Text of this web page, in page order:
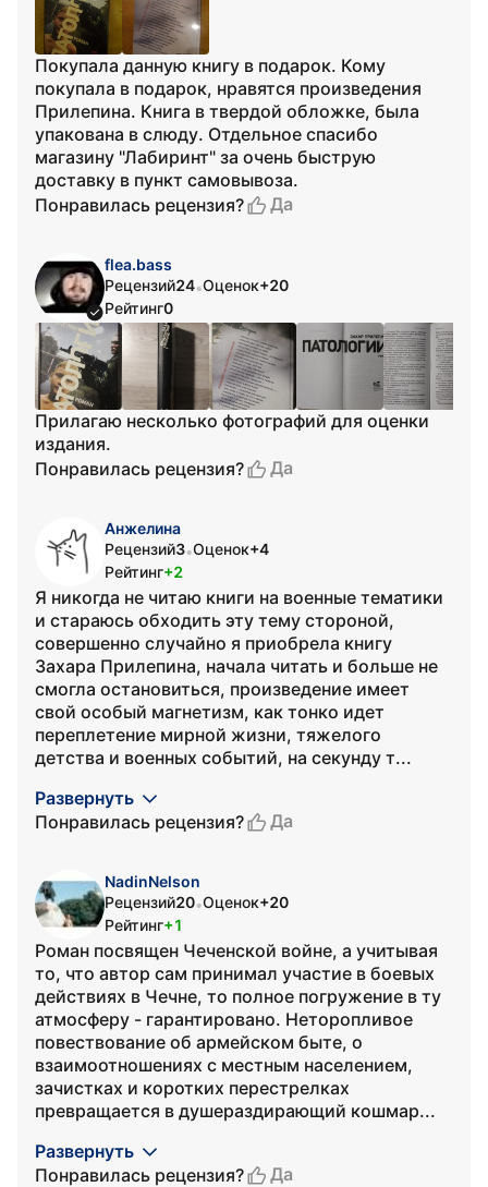
Покупала данную книгу в подарок. Кому
покупала в подарок, нравятся произведения
Прилепина. Книга в твердой обложке, была
упакована в слюду. Отдельное спасибо
магазину "Лабиринт" за очень быструю
доставку в пункт самовывоза.
Понравилась рецензия?
Да
flea.bass
Рецензий24•Оценок+20
Рейтинг0
Прилагаю несколько фотографий для оценки
издания.
Понравилась рецензия?
Да
Анжелина
Рецензий3•Оценок+4
Рейтинг+2
Я никогда не читаю книги на военные тематики
и стараюсь обходить эту тему стороной,
совершенно случайно я приобрела книгу
Захара Прилепина, начала читать и больше не
смогла остановиться, произведение имеет
свой особый магнетизм, как тонко идет
переплетение мирной жизни, тяжелого
детства и военных событий, на секунду т...
Развернуть
Понравилась рецензия?
Да
NadinNelson
Рецензий20•Оценок+20
Рейтинг+1
Роман посвящен Чеченской войне, а учитывая
то, что автор сам принимал участие в боевых
действиях в Чечне, то полное погружение в ту
атмосферу - гарантировано. Неторопливое
повествование об армейском быте, о
взаимоотношениях с местным населением,
зачистках и коротких перестрелках
превращается в душераздирающий кошмар...
Развернуть
Понравилась рецензия?
Да